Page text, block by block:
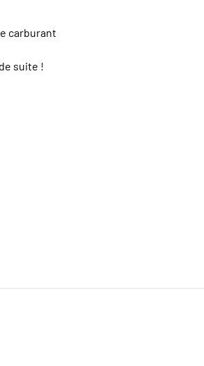
carburant
suite !